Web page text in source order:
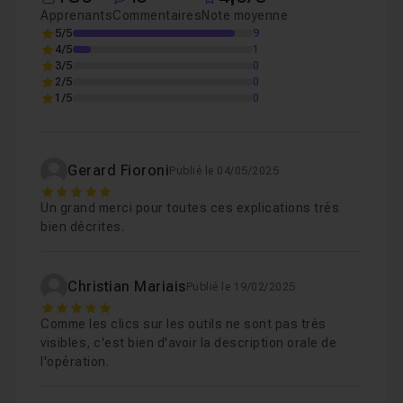
ApprenantsCommentairesNote moyenne
5/5
9
4/5
1
3/5
0
2/5
0
1/5
0
Gerard Fioroni Publié le 04/05/2025
5
Un grand merci pour toutes ces explications trés
bien décrites.
Christian Mariais Publié le 19/02/2025
5
Comme les clics sur les outils ne sont pas très
visibles, c'est bien d'avoir la description orale de
l'opération.